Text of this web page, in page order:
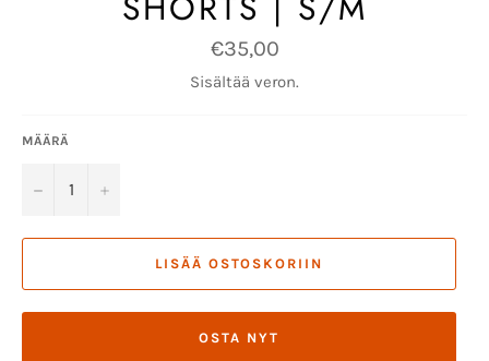
Normaalihinta
€35,00
Sisältää veron.
MÄÄRÄ
− +
LISÄÄ OSTOSKORIIN
OSTA NYT